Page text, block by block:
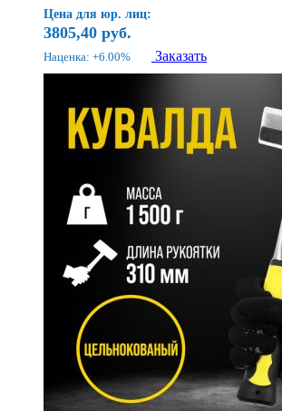
Цена для юр. лиц:
3805,40 руб.
Наценка: +6.00% Заказать